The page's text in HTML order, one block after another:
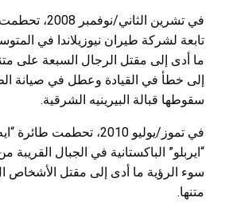
تابعة لشركة طيران نيوزيلاندا في
ما أدى إلى مقتل الرجال السبعة على
إلى خطأ في القيادة وعطل في صيانة
سقوطها قبالة البيرينيه الشرقية.
“ايربلو” الباكستانية في الجبال القريبة
متنها.